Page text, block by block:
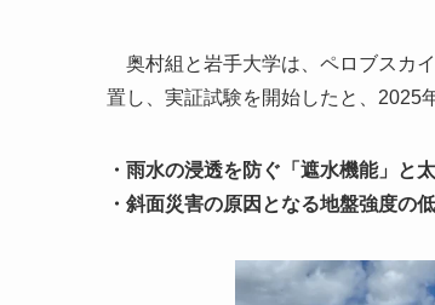
奥村組と岩手大学は、ペロブスカ
置し、実証試験を開始したと、2025
・雨水の浸透を防ぐ「遮水機能」と
・斜面災害の原因となる地盤強度の